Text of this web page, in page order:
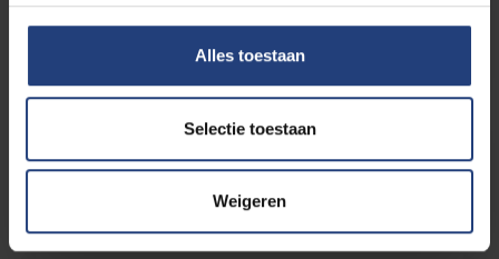
Alles toestaan
Selectie toestaan
Weigeren
Disaster medicine
rookstopbegeleiding